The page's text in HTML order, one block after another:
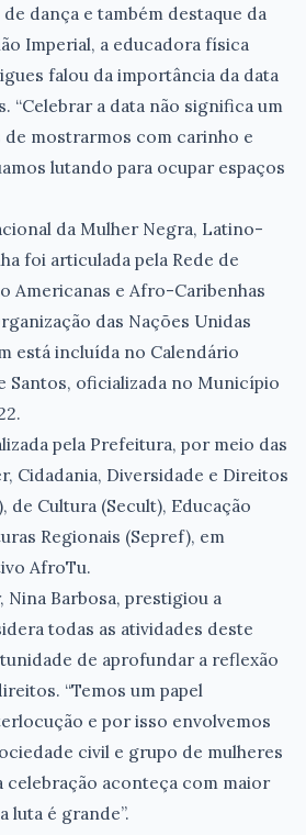
dança e também destaque da
Imperial, a educadora física
falou da importância da data
“Celebrar a data não significa um
mostrarmos com carinho e
lutando para ocupar espaços
da Mulher Negra, Latino-
foi articulada pela Rede de
Americanas e Afro-Caribenhas
das Nações Unidas
está incluída no Calendário
Santos, oficializada no Município
pela Prefeitura, por meio das
Cidadania, Diversidade e Direitos
de Cultura (Secult), Educação
Regionais (Sepref), em
AfroTu.
Nina Barbosa, prestigiou a
todas as atividades deste
de aprofundar a reflexão
“Temos um papel
e por isso envolvemos
civil e grupo de mulheres
celebração aconteça com maior
luta é grande”.